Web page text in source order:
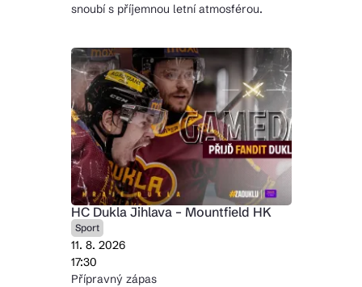
snoubí s příjemnou letní atmosférou.
HC Dukla Jihlava – Mountfield HK
Sport
11. 8. 2026
17:30
Přípravný zápas